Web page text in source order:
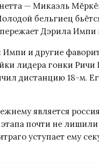
— Микаэль
бельгиец
Дэрила Импи
и другие
лидера гонки
дистанцию 18-м.
является
почти не
уступает ему